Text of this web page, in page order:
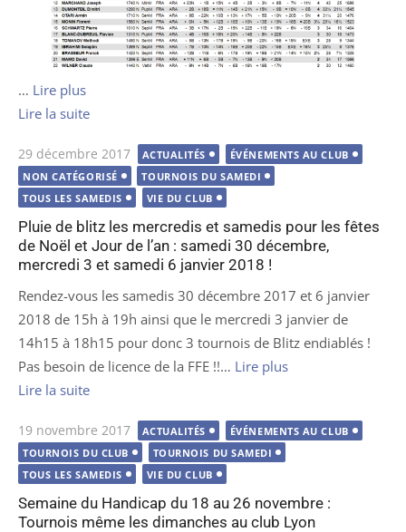
… Lire plus
Lire la suite
Publié
le
29 décembre 2017 ACTUALITÉS
ÉVÉNEMENTS AU CLUB
NON CATÉGORISÉ
TOURNOIS DU SAMEDI
TOUS LES SAMEDIS
VIE DU CLUB
Pluie de blitz les mercredis et samedis pour les fêtes
de Noël et Jour de l’an : samedi 30 décembre,
mercredi 3 et samedi 6 janvier 2018 !
Rendez-vous les samedis 30 décembre 2017 et 6 janvier
2018 de 15h à 19h ainsi que le mercredi 3 janvier de
14h15 à 18h15 pour donc 3 tournois de Blitz endiablés !
Pas besoin de licence de la FFE !!… Lire plus
Lire la suite
Publié
le
19 novembre 2017 ACTUALITÉS
ÉVÉNEMENTS AU CLUB
TOURNOIS DU CLUB
TOURNOIS DU SAMEDI
TOUS LES SAMEDIS
VIE DU CLUB
Semaine du Handicap du 18 au 26 novembre :
Tournois même les dimanches au club Lyon